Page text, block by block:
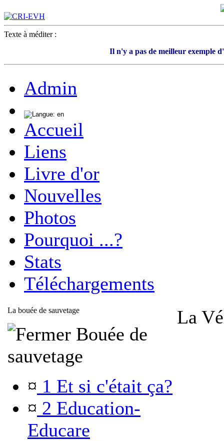
Texte à méditer :
Il n'y a pas de meilleur exemple
Admin
Accueil
Liens
Livre d'or
Nouvelles
Photos
Pourquoi ...?
Stats
Téléchargements
La bouée de sauvetage
Bouée de
sauvetage
¤ 1 Et si c'était ça?
¤ 2 Education-
Educare
La